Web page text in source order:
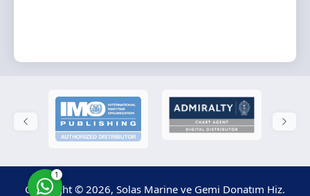
Copyright © 2026, Solas Marine ve Gemi Donatım Hiz.
Cevap Yaz
1